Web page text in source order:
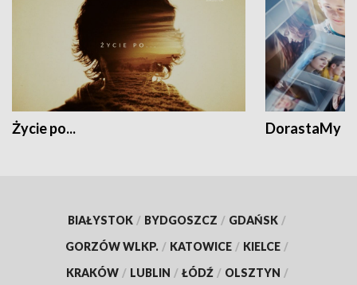
Życie po... DorastaMy
BIAŁYSTOK / BYDGOSZCZ / GDAŃSK /
GORZÓW WLKP. / KATOWICE / KIELCE /
KRAKÓW / LUBLIN / ŁÓDŹ / OLSZTYN /